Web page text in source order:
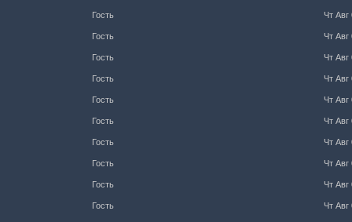
Гость Чт Авг
Гость Чт Авг
Гость Чт Авг
Гость Чт Авг
Гость Чт Авг
Гость Чт Авг
Гость Чт Авг
Гость Чт Авг
Гость Чт Авг
Гость Чт Авг